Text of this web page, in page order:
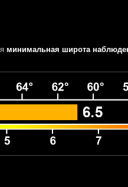
минимальная широта